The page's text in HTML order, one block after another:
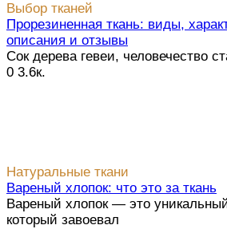
Выбор тканей
Прорезиненная ткань: виды,
описания и отзывы
Сок дерева гевеи, человечество
0 3.6к.
Натуральные ткани
Вареный хлопок: что это за ткань
Вареный хлопок — это
который завоевал